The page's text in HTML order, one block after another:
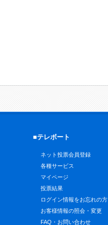
■テレボート
ネット投票会員登録
各種サービス
マイページ
投票結果
ログイン情報をお忘れの方
お客様情報の照会・変更
FAQ・お問い合わせ